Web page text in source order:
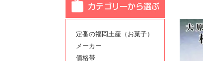
定番の福岡土産（お菓子）
メーカー
価格帯